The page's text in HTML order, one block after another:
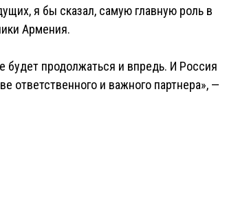
я бы сказал, самую главную роль в
Армения.
будет продолжаться и впредь. И Россия
ответственного и важного партнера», —